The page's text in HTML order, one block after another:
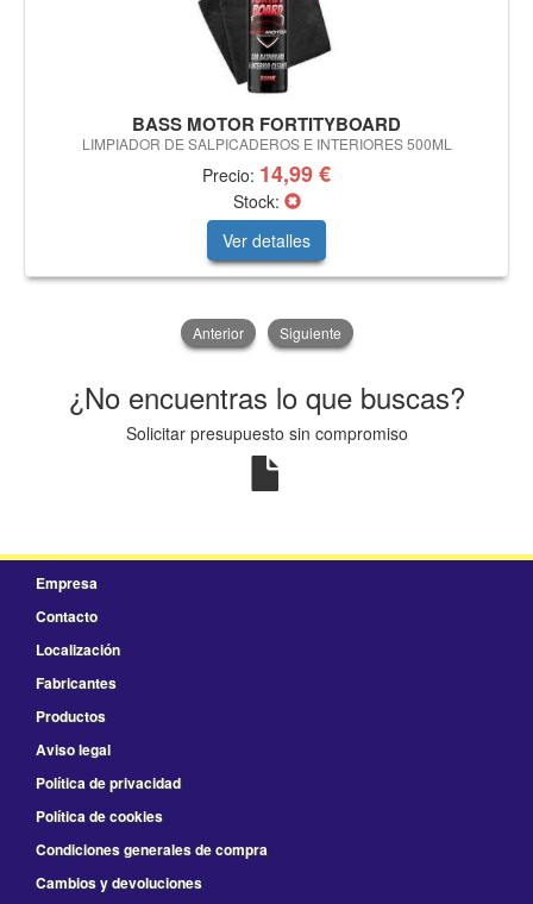
BASS MOTOR FORTITYBOARD
LIMPIADOR DE SALPICADEROS E INTERIORES 500ML
Precio: 14,99 €
Stock:
Ver detalles
Anterior Siguiente
¿No encuentras lo que buscas?
Solicitar presupuesto sin compromiso
Empresa
Contacto
Localización
Fabricantes
Productos
Aviso legal
Política de privacidad
Política de cookies
Condiciones generales de compra
Cambios y devoluciones